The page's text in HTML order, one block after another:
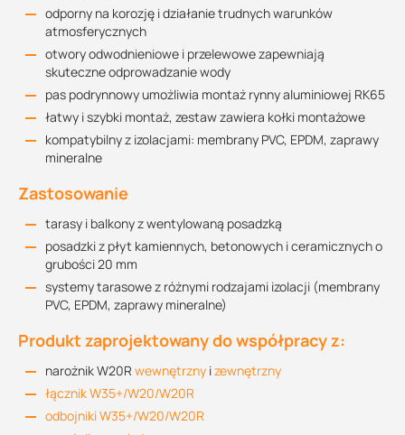
odporny na korozję i działanie trudnych warunków
atmosferycznych
otwory odwodnieniowe i przelewowe zapewniają
skuteczne odprowadzanie wody
pas podrynnowy umożliwia montaż rynny aluminiowej RK65
łatwy i szybki montaż, zestaw zawiera kołki montażowe
kompatybilny z izolacjami: membrany PVC, EPDM, zaprawy
mineralne
Zastosowanie
tarasy i balkony z wentylowaną posadzką
posadzki z płyt kamiennych, betonowych i ceramicznych o
grubości 20 mm
systemy tarasowe z różnymi rodzajami izolacji (membrany
PVC, EPDM, zaprawy mineralne)
Produkt zaprojektowany do współpracy z:
narożnik W20R wewnętrzny izewnętrzny
łącznik W35+/W20/W20R
odbojniki W35+/W20/W20R